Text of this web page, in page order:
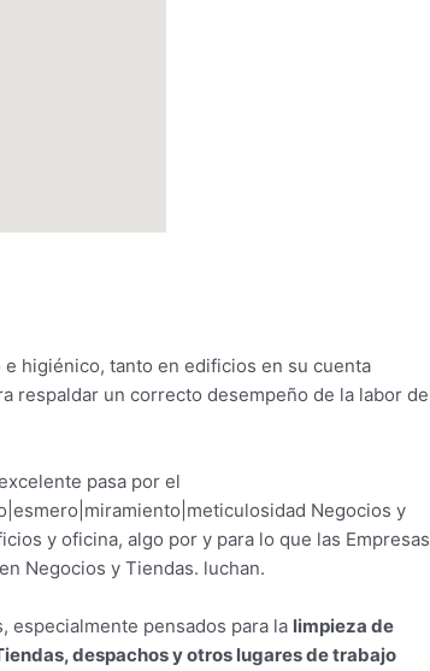
higiénico, tanto en edificios en su cuenta
respaldar un correcto desempeño de la labor de
pasa por el
Negocios y
y oficina, algo por y para lo que las Empresas
Negocios y Tiendas. luchan.
especialmente pensados para la limpieza de
despachos y otros lugares de trabajo